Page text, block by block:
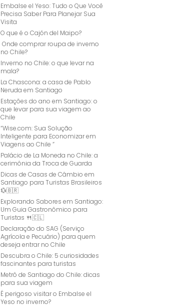
Embalse el Yeso: Tudo o Que Você
Precisa Saber Para Planejar Sua
Visita
O que é o Cajón del Maipo?
Onde comprar roupa de inverno
no Chile?
Inverno no Chile: o que levar na
mala?
La Chascona: a casa de Pablo
Neruda em Santiago
Estações do ano em Santiago: o
que levar para sua viagem ao
Chile
“Wise.com: Sua Solução
Inteligente para Economizar em
Viagens ao Chile “
Palácio de La Moneda no Chile: a
cerimônia da Troca de Guarda
Dicas de Casas de Câmbio em
Santiago para Turistas Brasileiros
💱🇧🇷
Explorando Sabores em Santiago:
Um Guia Gastronômico para
Turistas 🍴🇨🇱
Declaração do SAG (Serviço
Agrícola e Pecuário) para quem
deseja entrar no Chile
Descubra o Chile: 5 curiosidades
fascinantes para turistas
Metrô de Santiago do Chile: dicas
para sua viagem
É perigoso visitar o Embalse el
Yeso no inverno?